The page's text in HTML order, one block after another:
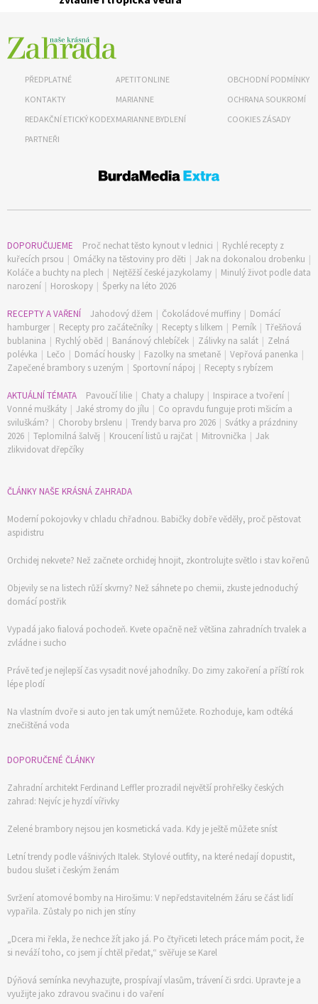
PŘEDPLATNÉ
KONTAKTY
REDAKČNÍ ETICKÝ KODEX
PARTNEŘI
APETITONLINE
MARIANNE
MARIANNE BYDLENÍ
OBCHODNÍ PODMÍNKY
OCHRANA SOUKROMÍ
COOKIES ZÁSADY
DOPORUČUJEME Proč nechat těsto kynout v lednici | Rychlé recepty z
kuřecích prsou | Omáčky na těstoviny pro děti | Jak na dokonalou drobenku |
Koláče a buchty na plech | Nejtěžší české jazykolamy | Minulý život podle data
narození | Horoskopy | Šperky na léto 2026
RECEPTY A VAŘENÍ Jahodový džem | Čokoládové muffiny | Domácí
hamburger | Recepty pro začátečníky | Recepty s lilkem | Perník | Třešňová
bublanina | Rychlý oběd | Banánový chlebíček | Zálivky na salát | Zelná
polévka | Lečo | Domácí housky | Fazolky na smetaně | Vepřová panenka |
Zapečené brambory s uzeným | Sportovní nápoj | Recepty s rybízem
AKTUÁLNÍ TÉMATA Pavoučí lilie | Chaty a chalupy | Inspirace a tvoření |
Vonné muškáty | Jaké stromy do jílu | Co opravdu funguje proti mšicím a
sviluškám? | Choroby brslenu | Trendy barva pro 2026 | Svátky a prázdniny
2026 | Teplomilná šalvěj | Kroucení listů u rajčat | Mitrovnička | Jak
zlikvidovat dřepčíky
ČLÁNKY NAŠE KRÁSNÁ ZAHRADA
Moderní pokojovky v chladu chřadnou. Babičky dobře věděly, proč pěstovat
aspidistru
Orchidej nekvete? Než začnete orchidej hnojit, zkontrolujte světlo i stav kořenů
Objevily se na listech růží skvrny? Než sáhnete po chemii, zkuste jednoduchý
domácí postřik
Vypadá jako fialová pochodeň. Kvete opačně než většina zahradních trvalek a
zvládne i sucho
Právě teď je nejlepší čas vysadit nové jahodníky. Do zimy zakoření a příští rok
lépe plodí
Na vlastním dvoře si auto jen tak umýt nemůžete. Rozhoduje, kam odtéká
znečištěná voda
DOPORUČENÉ ČLÁNKY
Zahradní architekt Ferdinand Leffler prozradil největší prohřešky českých
zahrad: Nejvíc je hyzdí vířivky
Zelené brambory nejsou jen kosmetická vada. Kdy je ještě můžete sníst
Letní trendy podle vášnivých Italek. Stylové outfity, na které nedají dopustit,
budou slušet i českým ženám
Svržení atomové bomby na Hirošimu: V nepředstavitelném žáru se část lidí
vypařila. Zůstaly po nich jen stíny
„Dcera mi řekla, že nechce žít jako já. Po čtyřiceti letech práce mám pocit, že
si neváží toho, co jsem jí chtěl předat,“ svěřuje se Karel
Dýňová semínka nevyhazujte, prospívají vlasům, trávení či srdci. Upravte je a
využijte jako zdravou svačinu i do vaření